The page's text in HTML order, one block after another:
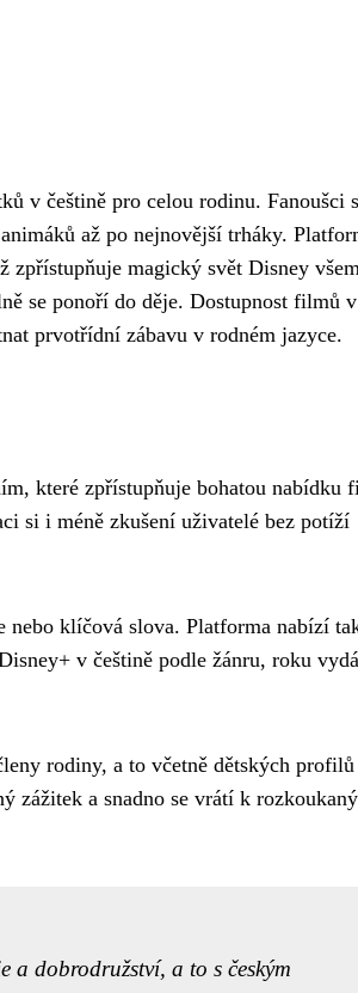
v češtině pro celou rodinu. Fanoušci
až po nejnovější trháky.
zpřístupňuje magický svět Disney
se ponoří do děje. Dostupnost filmů v
prvotřídní zábavu v rodném jazyce.
které zpřístupňuje bohatou nabídku
si i méně zkušení uživatelé bez potíží
klíčová slova. Platforma nabízí
v češtině podle žánru, roku
rodiny, a to včetně dětských profilů
zážitek a snadno se vrátí k
a dobrodružství, a to s českým